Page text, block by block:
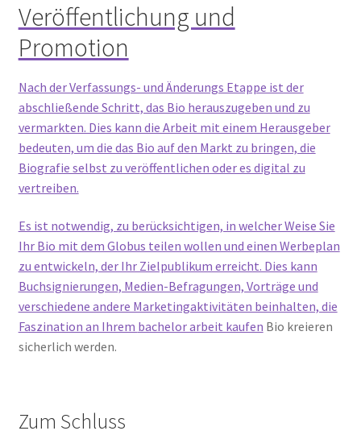
Veröffentlichung und
Promotion
Nach der Verfassungs- und Änderungs Etappe ist der
abschließende Schritt, das Bio herauszugeben und zu
vermarkten. Dies kann die Arbeit mit einem Herausgeber
bedeuten, um die das Bio auf den Markt zu bringen, die
Biografie selbst zu veröffentlichen oder es digital zu
vertreiben.
Es ist notwendig, zu berücksichtigen, in welcher Weise Sie
Ihr Bio mit dem Globus teilen wollen und einen Werbeplan
zu entwickeln, der Ihr Zielpublikum erreicht. Dies kann
Buchsignierungen, Medien-Befragungen, Vorträge und
verschiedene andere Marketingaktivitäten beinhalten, die
Faszination an Ihrem bachelor arbeit kaufen Bio kreieren
sicherlich werden.
Zum Schluss